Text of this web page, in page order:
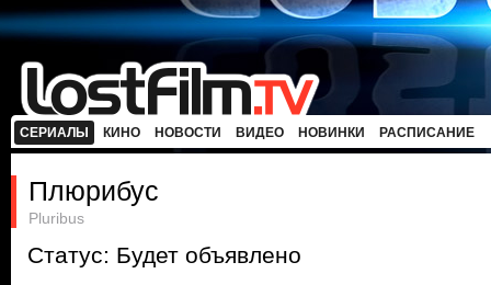
СЕРИАЛЫ КИНО НОВОСТИ ВИДЕО НОВИНКИ РАСПИСАНИЕ
Плюрибус
Pluribus
Статус: Будет объявлено